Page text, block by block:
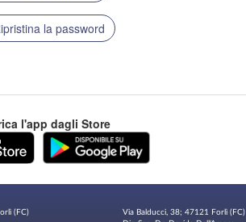
la password
l'app dagli Store
(FC)
Via Balducci, 38; 47121 Forlì (FC)